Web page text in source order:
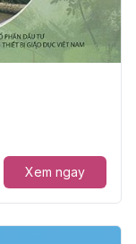
Xem ngay